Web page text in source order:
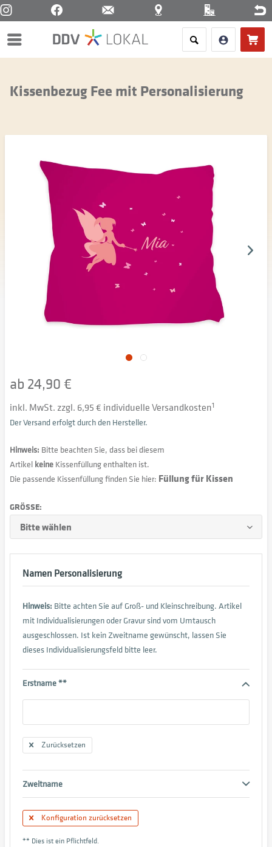
Menü
Kissenbezug Fee mit Personalisierung
ab 24,90 €
inkl. MwSt. zzgl. 6,95 € individuelle Versandkosten1
Der Versand erfolgt durch den Hersteller.
Hinweis: Bitte beachten Sie, dass bei diesem
Artikel keine Kissenfüllung enthalten ist.
Die passende Kissenfüllung finden Sie hier: Füllung für Kissen
GRÖSSE:
Namen Personalisierung
Hinweis: Bitte achten Sie auf Groß- und Kleinschreibung. Artikel
mit Individualisierungen oder Gravur sind vom Umtausch
ausgeschlossen. Ist kein Zweitname gewünscht, lassen Sie
dieses Individualisierungsfeld bitte leer.
Erstname **
Zurücksetzen
Zweitname
Konfiguration zurücksetzen
** Dies ist ein Pflichtfeld.